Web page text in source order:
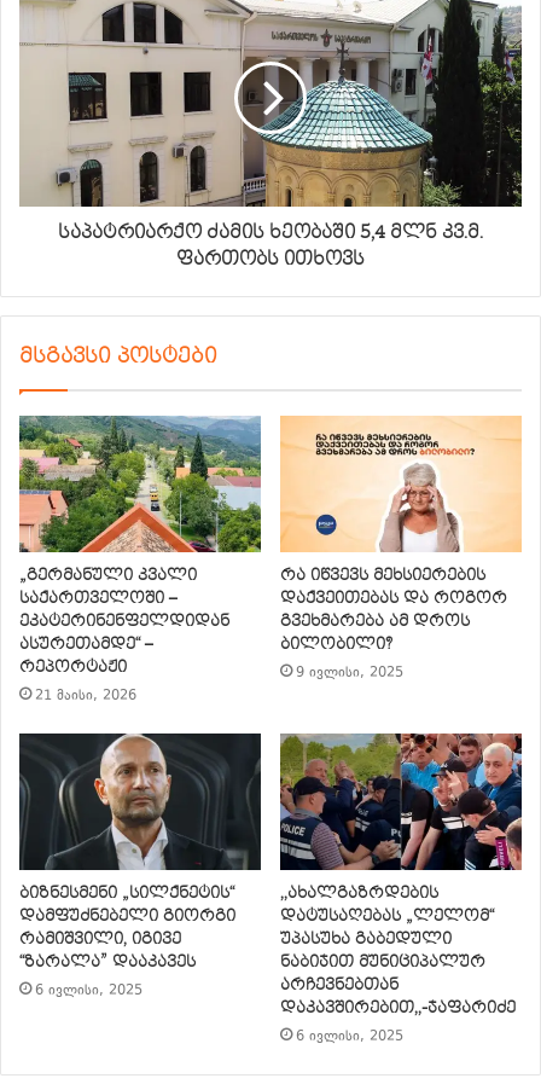
საპატრიარქო ძამის ხეობაში 5,4 მლნ კვ.მ.
ფართობს ითხოვს
მსგავსი პოსტები
„გერმანული კვალი
საქართველოში –
ეკატერინენფელდიდან
ასურეთამდე“ –
რეპორტაჟი
21 მაისი, 2026
რა იწვევს მეხსიერების
დაქვეითებას და როგორ
გვეხმარება ამ დროს
ბილობილი?
9 ივლისი, 2025
ბიზნესმენი „სილქნეტის“
დამფუძნებელი გიორგი
რამიშვილი, იგივე
“ზარალა” დააკავეს
6 ივლისი, 2025
,,ახალგაზრდების
დატუსაღებას „ლელომ“
უპასუხა გაბედული
ნაბიჯით მუნიციპალურ
არჩევნებთან
დაკავშირებით,,-ჯაფარიძე
6 ივლისი, 2025